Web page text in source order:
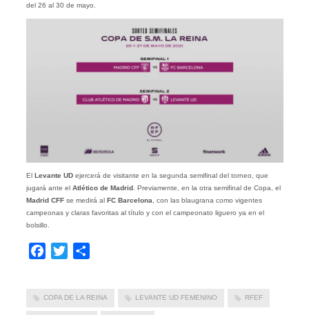
del 26 al 30 de mayo.
El Levante UDejercerá de visitante en la segunda semifinal del torneo, que
jugará ante el Atlético de Madrid . Previamente, en la otra semifinal de Copa, el
Madrid CFF se medirá al FC Barcelona, con las blaugrana como vigentes
campeonas y claras favoritas al título y con el campeonato liguero ya en el
bolsillo.
Facebook
Twitter
COPA DE LA REINA LEVANTE UD FEMENINO RFEF